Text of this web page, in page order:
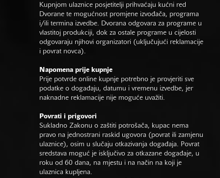
Kupnjom ulaznice posjetitelji prihvaćaju kućni red
Dvorane te mogućnost promjene izvođača, programa
i/ili termina izvedbe. Dvorana odgovara za programe u
vlastitoj produkciji, dok za ostale programe u cijelosti
odgovaraju njihovi organizatori (uključujući reklamacije
i povrat novca).
Napomena prije kupnje
Prije potvrde online kupnje potrebno je provjeriti sve
podatke o događaju, datumu i vremenu izvedbe, jer
naknadne reklamacije nije moguće uvažiti.
Povrati i prigovori
Sukladno Zakonu o zaštiti potrošača, kupac nema
pravo na jednostrani raskid ugovora (povrat ili zamjenu
ulaznice), osim u slučaju otkazivanja događaja. Povrat
sredstava moguć je isključivo za otkazane događaje, u
roku od 60 dana, na mjestu i na način na koji je
ulaznica kupljena.